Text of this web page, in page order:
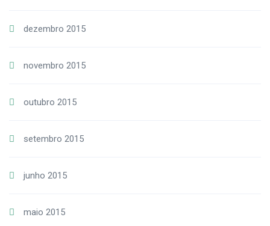
dezembro 2015
novembro 2015
outubro 2015
setembro 2015
junho 2015
maio 2015